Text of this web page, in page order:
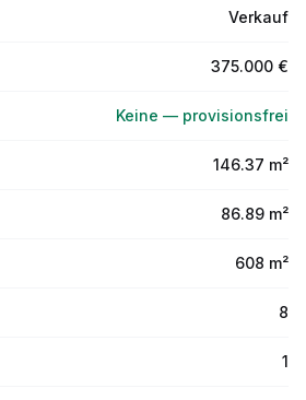
Verkauf
375.000 €
Keine — provisionsfrei
146.37 m²
86.89 m²
608 m²
8
1